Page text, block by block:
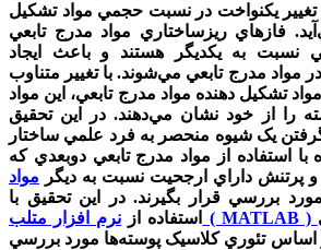
يکنواخت در نسبت حجمي مواد تشکيل
فازهاي ريزساختاري مواد مدرج تابعي
نسبت به يکديگر هستند و باعث ايجاد
مدرج تابعي مي‌شوند. با تغيير متناوب
تشکيل دهنده مواد مدرج تابعي، اين مواد
را از خود نشان مي‌دهند. در اين تحقيق
يک شيوه منحصر به فرد علمي ساختار
استفاده از مواد مدرج تابعي دوبعدي که
داراي ارجحيت نسبت به ديگر مواد
بررسي قرار بگيرند. در اين تحقيق با
استفاده از
نرم افزار متلب ( MATLAB )
اساس تئوري کلاسيک پوسته‌ها مورد بررسي